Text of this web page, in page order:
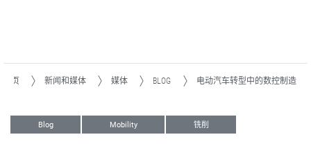
主页 新闻和媒体 媒体 BLOG 电动汽车转型中的数控制造
Blog Mobility 铣削